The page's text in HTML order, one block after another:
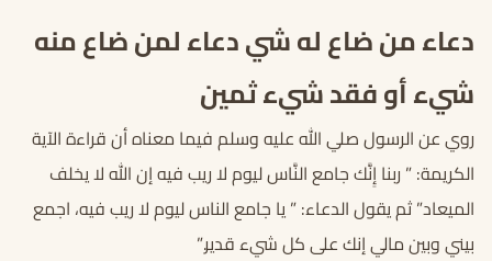
دعاء من ضاع له شي دعاء لمن ضاع منه
شيء أو فقد شيء ثمين
روي عن الرسول صلي الله عليه وسلم فيما معناه أن قراءة الآية
الكريمة: ” ربنا إِنَّك جامع النَّاس ليوم لا ريب فيه إن الله لا يخلف
الميعاد” ثم يقول الدعاء: ” يا جامع الناس ليوم لا ريب فيه، اجمع
بيني وبين مالي إنك على كل شيء قدير.”